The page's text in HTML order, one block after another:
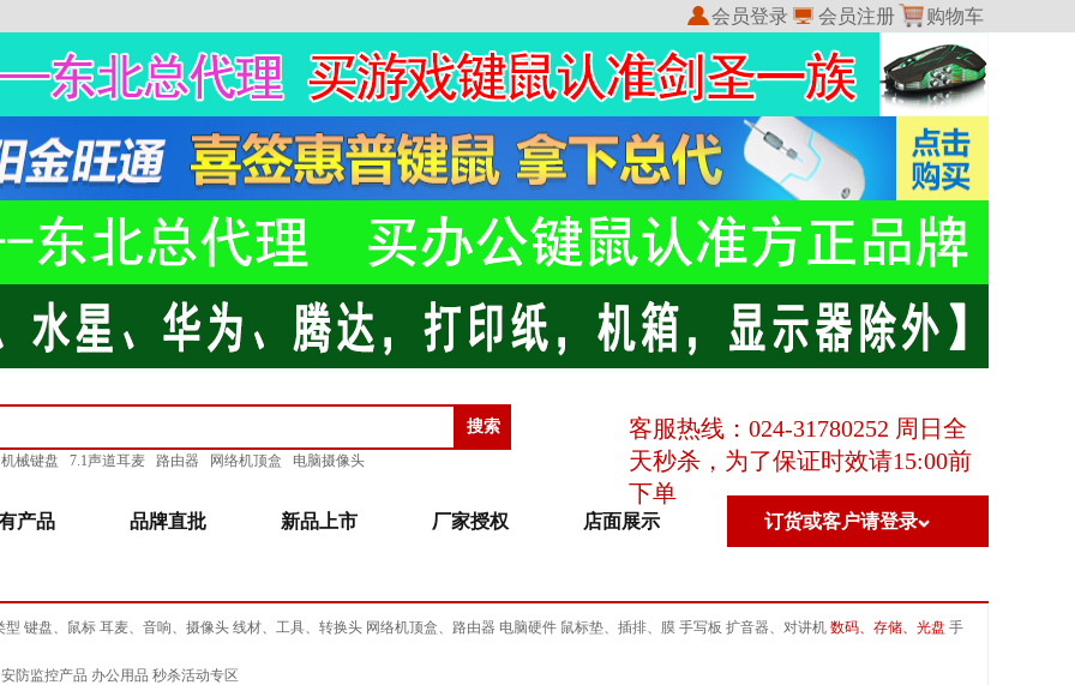
会员登录 会员注册
购物车
我的收藏
我的订单
机械键盘 7.1声道耳麦 路由器 网络机顶盒 电脑摄像头
客服热线：024-31780252 周日全
天秒杀，为了保证时效请15:00前
下单
产品 品牌直批 新品上市 厂家授权 店面展示 订货或客户请登录
型 键盘、鼠标 耳麦、音响、摄像头 线材、工具、转换头 网络机顶盒、路由器 电脑硬件 鼠标垫、插排、膜 手写板 扩音器、对讲机 数码、存储、光盘 手
安防监控产品 办公用品 秒杀活动专区